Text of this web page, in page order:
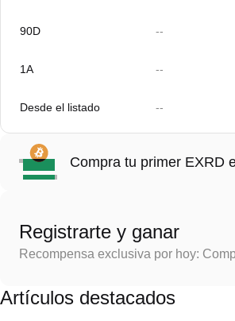
90D --
1A --
Desde el listado --
Compra tu primer EXRD
Registrarte y ganar
Recompensa exclusiva por hoy:
Artículos destacados